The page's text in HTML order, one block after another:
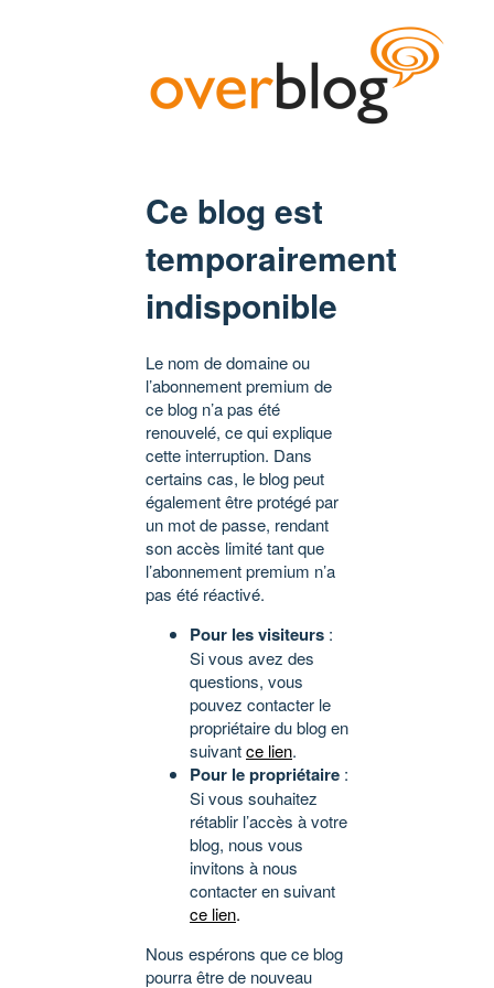
Ce blog est
temporairement
indisponible
Le nom de domaine ou
l’abonnement premium de
ce blog n’a pas été
renouvelé, ce qui explique
cette interruption. Dans
certains cas, le blog peut
également être protégé par
un mot de passe, rendant
son accès limité tant que
l’abonnement premium n’a
pas été réactivé.
Pour les visiteurs :
Si vous avez des
questions, vous
pouvez contacter le
propriétaire du blog en
suivantce lien.
Pour le propriétaire :
Si vous souhaitez
rétablir l’accès à votre
blog, nous vous
invitons à nous
contacter en suivant
ce lien.
Nous espérons que ce blog
pourra être de nouveau